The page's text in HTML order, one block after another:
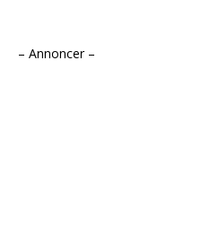
– Annoncer –